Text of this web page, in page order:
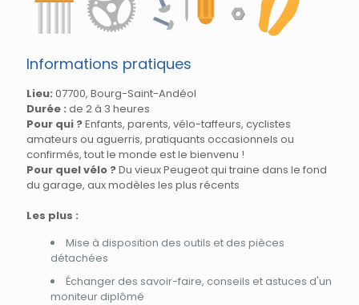
Informations pratiques
Lieu: 07700, Bourg-Saint-Andéol
Durée : de 2 à 3 heures
Pour qui ?Enfants, parents, vélo-taffeurs, cyclistes
amateurs ou aguerris, pratiquants occasionnels ou
confirmés, tout le monde est le bienvenu !
Pour quel vélo ?Du vieux Peugeot qui traine dans le fond
du garage, aux modèles les plus récents
Les plus :
Mise à disposition des outils et des pièces
détachées
Échanger des savoir-faire, conseils et astuces d'un
moniteur diplômé